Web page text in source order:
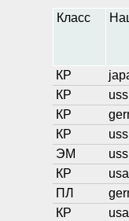
Класс
КР
КР
КР
КР
ЭМ
КР
usa
ПЛ
КР
usa